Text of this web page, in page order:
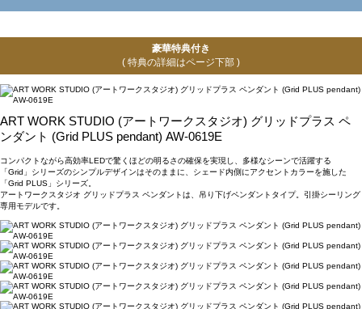
豪華特典付き
( 特典の詳細はページ下部 )
ART WORK STUDIO (アートワークスタジオ) グリッドプラス ペ
ンダント (Grid PLUS pendant) AW-0619E
コンパクトながら高効率LEDで驚くほどの明るさの確保を実現し、多様なシーンで活躍する
「Grid」シリーズのシンプルデザインはそのままに、シェード内側にアクセントカラーを施した
「Grid PLUS」シリーズ。
アートワークスタジオ グリッドプラス ペンダントは、吊り下げペンダントタイプ。引掛シーリング
専用モデルです。